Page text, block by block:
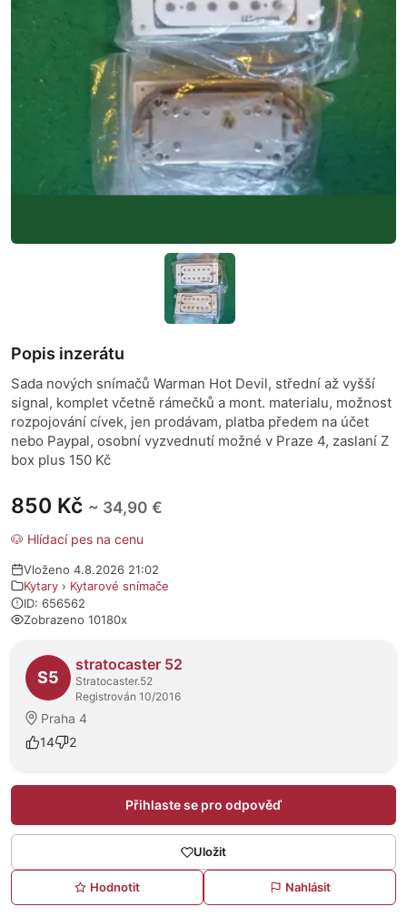
850 Kč ~ 34,90 €
🐶 Hlídací pes na cenu
Vloženo 4.8.2026 21:02
Kytary › Kytarové snímače
ID: 656562
Zobrazeno 10180x
O prodejci
S5
stratocaster 52
Stratocaster.52
Registrován 10/2016
Praha 4
14
2
Přihlaste se pro odpověď
Uložit
Hodnotit Nahlásit
Popis inzerátu
Sada nových snímačů Warman Hot Devil, střední až vyšší
signal, komplet včetně rámečků a mont. materialu, možnost
rozpojování cívek, jen prodávam, platba předem na účet
nebo Paypal, osobní vyzvednutí možné v Praze 4, zaslaní Z
box plus 150 Kč